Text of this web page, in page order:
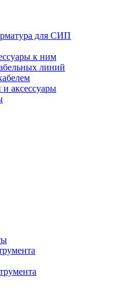
для СИП
к ним
линий
аксессуары